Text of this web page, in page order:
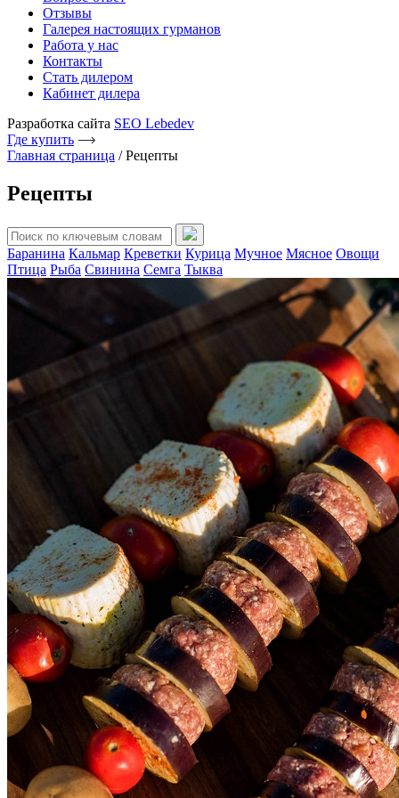
Отзывы
Галерея настоящих гурманов
Работа у нас
Контакты
Стать дилером
Кабинет дилера
Разработка сайта SEO Lebedev
Где купить
Главная страница /Рецепты
Рецепты
Баранина Кальмар Креветки Курица Мучное Мясное Овощи
Птица Рыба Свинина Семга Тыква